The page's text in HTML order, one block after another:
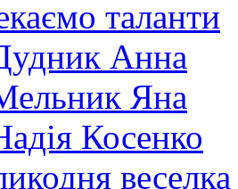
таланти
Анна
Яна
Косенко
веселка